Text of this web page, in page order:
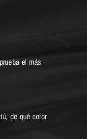
el más
de qué color